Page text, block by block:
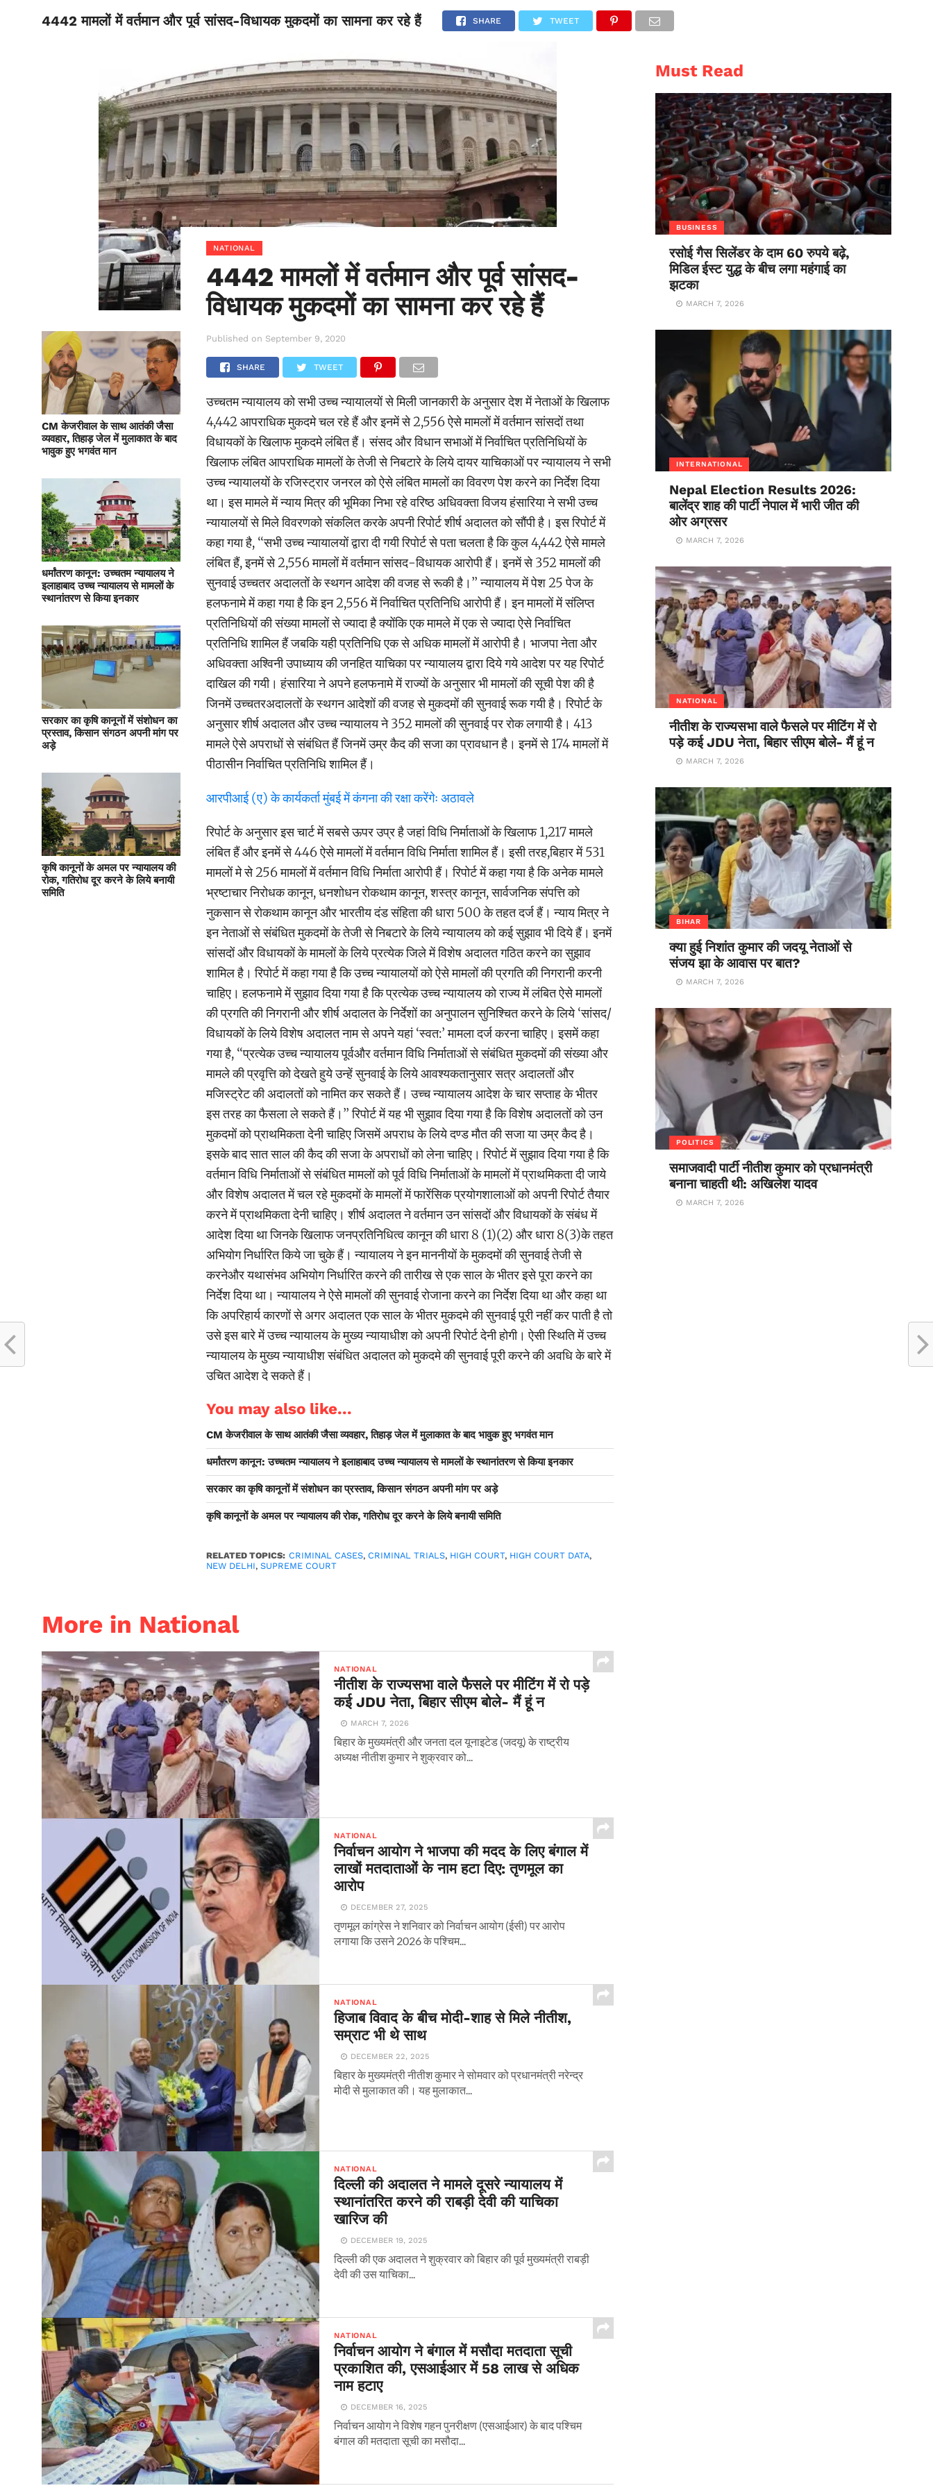
BIHAR NATIONAL SPORTS SCIENCE POLITICS INTERNATIONAL ENTERTAINMENT
4442 मामलों में वर्तमान और पूर्व सांसद-विधायक मुकदमों का सामना कर रहे हैं SHARE TWEET
CM केजरीवाल के साथ आतंकी जैसा
व्यवहार, तिहाड़ जेल में मुलाकात के बाद
भावुक हुए भगवंत मान
धर्मांतरण कानून: उच्चतम न्यायालय ने
इलाहाबाद उच्च न्यायालय से मामलों के
स्थानांतरण से किया इनकार
सरकार का कृषि कानूनों में संशोधन का
प्रस्ताव, किसान संगठन अपनी मांग पर
अड़े
कृषि कानूनों के अमल पर न्यायालय की
रोक, गतिरोध दूर करने के लिये बनायी
समिति
NATIONAL
4442 मामलों में वर्तमान और पूर्व सांसद-
विधायक मुकदमों का सामना कर रहे हैं
Published on September 9, 2020
SHARE TWEET
उच्चतम न्यायालय को सभी उच्च न्यायालयों से मिली जानकारी के अनुसार देश में नेताओं के खिलाफ
4,442 आपराधिक मुकदमे चल रहे हैं और इनमें से 2,556 ऐसे मामलों में वर्तमान सांसदों तथा
विधायकों के खिलाफ मुकदमे लंबित हैं। संसद और विधान सभाओं में निर्वाचित प्रतिनिधियों के
खिलाफ लंबित आपराधिक मामलों के तेजी से निबटारे के लिये दायर याचिकाओं पर न्यायालय ने सभी
उच्च न्यायालयों के रजिस्ट्रार जनरल को ऐसे लंबित मामलों का विवरण पेश करने का निर्देश दिया
था। इस मामले में न्याय मित्र की भूमिका निभा रहे वरिष्ठ अधिवक्ता विजय हंसारिया ने सभी उच्च
न्यायालयों से मिले विवरणको संकलित करके अपनी रिपोर्ट शीर्ष अदालत को सौंपी है। इस रिपोर्ट में
कहा गया है, ‘‘सभी उच्च न्यायालयों द्वारा दी गयी रिपोर्ट से पता चलता है कि कुल 4,442 ऐसे मामले
लंबित हैं, इनमें से 2,556 मामलों में वर्तमान सांसद-विधायक आरोपी हैं। इनमें से 352 मामलों की
सुनवाई उच्चतर अदालतों के स्थगन आदेश की वजह से रूकी है।’’ न्यायालय में पेश 25 पेज के
हलफनामे में कहा गया है कि इन 2,556 में निर्वाचित प्रतिनिधि आरोपी हैं। इन मामलों में संलिप्त
प्रतिनिधियों की संख्या मामलों से ज्यादा है क्योंकि एक मामले में एक से ज्यादा ऐसे निर्वाचित
प्रतिनिधि शामिल हैं जबकि यही प्रतिनिधि एक से अधिक मामलों में आरोपी है। भाजपा नेता और
अधिवक्ता अश्विनी उपाध्याय की जनहित याचिका पर न्यायालय द्वारा दिये गये आदेश पर यह रिपोर्ट
दाखिल की गयी। हंसारिया ने अपने हलफनामे में राज्यों के अनुसार भी मामलों की सूची पेश की है
जिनमें उच्चतरअदालतों के स्थगन आदेशों की वजह से मुकदमों की सुनवाई रूक गयी है। रिपोर्ट के
अनुसार शीर्ष अदालत और उच्च न्यायालय ने 352 मामलों की सुनवाई पर रोक लगायी है। 413
मामले ऐसे अपराधों से संबंधित हैं जिनमें उम्र कैद की सजा का प्रावधान है। इनमें से 174 मामलों में
पीठासीन निर्वाचित प्रतिनिधि शामिल हैं।
आरपीआई (ए) के कार्यकर्ता मुंबई में कंगना की रक्षा करेंगेः अठावले
रिपोर्ट के अनुसार इस चार्ट में सबसे ऊपर उप्र है जहां विधि निर्माताओं के खिलाफ 1,217 मामले
लंबित हैं और इनमें से 446 ऐसे मामलों में वर्तमान विधि निर्माता शामिल हैं। इसी तरह,बिहार में 531
मामलों मे से 256 मामलों में वर्तमान विधि निर्माता आरोपी हैं। रिपोर्ट में कहा गया है कि अनेक मामले
भ्रष्टाचार निरोधक कानून, धनशोधन रोकथाम कानून, शस्त्र कानून, सार्वजनिक संपत्ति को
नुकसान से रोकथाम कानून और भारतीय दंड संहिता की धारा 500 के तहत दर्ज हैं। न्याय मित्र ने
इन नेताओं से संबंधित मुकदमों के तेजी से निबटारे के लिये न्यायालय को कई सुझाव भी दिये हैं। इनमें
सांसदों और विधायकों के मामलों के लिये प्रत्येक जिले में विशेष अदालत गठित करने का सुझाव
शामिल है। रिपोर्ट में कहा गया है कि उच्च न्यायालयों को ऐसे मामलों की प्रगति की निगरानी करनी
चाहिए। हलफनामे में सुझाव दिया गया है कि प्रत्येक उच्च न्यायालय को राज्य में लंबित ऐसे मामलों
की प्रगति की निगरानी और शीर्ष अदालत के निर्देशों का अनुपालन सुनिश्चित करने के लिये ‘सांसद/
विधायकों के लिये विशेष अदालत नाम से अपने यहां ‘स्वत:’ मामला दर्ज करना चाहिए। इसमें कहा
गया है, ‘‘प्रत्येक उच्च न्यायालय पूर्वऔर वर्तमान विधि निर्माताओं से संबंधित मुकदमों की संख्या और
मामले की प्रवृत्ति को देखते हुये उन्हें सुनवाई के लिये आवश्यकतानुसार सत्र अदालतों और
मजिस्ट्रेट की अदालतों को नामित कर सकते हैं। उच्च न्यायालय आदेश के चार सप्ताह के भीतर
इस तरह का फैसला ले सकते हैं।’’ रिपोर्ट में यह भी सुझाव दिया गया है कि विशेष अदालतों को उन
मुकदमों को प्राथमिकता देनी चाहिए जिसमें अपराध के लिये दण्ड मौत की सजा या उम्र कैद है।
इसके बाद सात साल की कैद की सजा के अपराधों को लेना चाहिए। रिपोर्ट में सुझाव दिया गया है कि
वर्तमान विधि निर्माताओं से संबंधित मामलों को पूर्व विधि निर्माताओं के मामलों में प्राथमिकता दी जाये
और विशेष अदालत में चल रहे मुकदमों के मामलों में फारेंसिक प्रयोगशालाओं को अपनी रिपोर्ट तैयार
करने में प्राथमिकता देनी चाहिए। शीर्ष अदालत ने वर्तमान उन सांसदों और विधायकों के संबंध में
आदेश दिया था जिनके खिलाफ जनप्रतिनिधित्व कानून की धारा 8 (1)(2) और धारा 8(3)के तहत
अभियोग निर्धारित किये जा चुके हैं। न्यायालय ने इन माननीयों के मुकदमों की सुनवाई तेजी से
करनेऔर यथासंभव अभियोग निर्धारित करने की तारीख से एक साल के भीतर इसे पूरा करने का
निर्देश दिया था। न्यायालय ने ऐसे मामलों की सुनवाई रोजाना करने का निर्देश दिया था और कहा था
कि अपरिहार्य कारणों से अगर अदालत एक साल के भीतर मुकदमे की सुनवाई पूरी नहीं कर पाती है तो
उसे इस बारे में उच्च न्यायालय के मुख्य न्यायाधीश को अपनी रिपोर्ट देनी होगी। ऐसी स्थिति में उच्च
न्यायालय के मुख्य न्यायाधीश संबंधित अदालत को मुकदमे की सुनवाई पूरी करने की अवधि के बारे में
उचित आदेश दे सकते हैं।
You may also like...
CM केजरीवाल के साथ आतंकी जैसा व्यवहार, तिहाड़ जेल में मुलाकात के बाद भावुक हुए भगवंत मान
धर्मांतरण कानून: उच्चतम न्यायालय ने इलाहाबाद उच्च न्यायालय से मामलों के स्थानांतरण से किया इनकार
सरकार का कृषि कानूनों में संशोधन का प्रस्ताव, किसान संगठन अपनी मांग पर अड़े
कृषि कानूनों के अमल पर न्यायालय की रोक, गतिरोध दूर करने के लिये बनायी समिति
RELATED TOPICS: CRIMINAL CASES,CRIMINAL TRIALS, HIGH COURT, HIGH COURT DATA,
NEW DELHI,SUPREME COURT
More in National
NATIONAL
नीतीश के राज्यसभा वाले फैसले पर मीटिंग में रो पड़े
कई JDU नेता, बिहार सीएम बोले- मैं हूं न
MARCH 7, 2026
बिहार के मुख्यमंत्री और जनता दल यूनाइटेड (जदयू) के राष्ट्रीय
अध्यक्ष नीतीश कुमार ने शुक्रवार को...
NATIONAL
निर्वाचन आयोग ने भाजपा की मदद के लिए बंगाल में
लाखों मतदाताओं के नाम हटा दिए: तृणमूल का
आरोप
DECEMBER 27, 2025
तृणमूल कांग्रेस ने शनिवार को निर्वाचन आयोग (ईसी) पर आरोप
लगाया कि उसने 2026 के पश्चिम...
NATIONAL
हिजाब विवाद के बीच मोदी-शाह से मिले नीतीश,
सम्राट भी थे साथ
DECEMBER 22, 2025
बिहार के मुख्यमंत्री नीतीश कुमार ने सोमवार को प्रधानमंत्री नरेन्द्र
मोदी से मुलाकात की। यह मुलाकात...
NATIONAL
दिल्ली की अदालत ने मामले दूसरे न्यायालय में
स्थानांतरित करने की राबड़ी देवी की याचिका
खारिज की
DECEMBER 19, 2025
दिल्ली की एक अदालत ने शुक्रवार को बिहार की पूर्व मुख्यमंत्री राबड़ी
देवी की उस याचिका...
NATIONAL
निर्वाचन आयोग ने बंगाल में मसौदा मतदाता सूची
प्रकाशित की, एसआईआर में 58 लाख से अधिक
नाम हटाए
DECEMBER 16, 2025
निर्वाचन आयोग ने विशेष गहन पुनरीक्षण (एसआईआर) के बाद पश्चिम
बंगाल की मतदाता सूची का मसौदा...
Must Read
BUSINESS
रसोई गैस सिलेंडर के दाम 60 रुपये बढ़े,
मिडिल ईस्ट युद्ध के बीच लगा महंगाई का
झटका
MARCH 7, 2026
INTERNATIONAL
Nepal Election Results 2026:
बालेंद्र शाह की पार्टी नेपाल में भारी जीत की
ओर अग्रसर
MARCH 7, 2026
NATIONAL
नीतीश के राज्यसभा वाले फैसले पर मीटिंग में रो
पड़े कई JDU नेता, बिहार सीएम बोले- मैं हूं न
MARCH 7, 2026
BIHAR
क्या हुई निशांत कुमार की जदयू नेताओं से
संजय झा के आवास पर बात?
MARCH 7, 2026
POLITICS
समाजवादी पार्टी नीतीश कुमार को प्रधानमंत्री
बनाना चाहती थी: अखिलेश यादव
MARCH 7, 2026